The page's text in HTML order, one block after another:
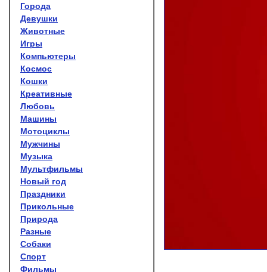
Города
Девушки
Животные
Игры
Компьютеры
Космос
Кошки
Креативные
Любовь
Машины
Мотоциклы
Мужчины
Музыка
Мультфильмы
Новый год
Праздники
Прикольные
Природа
Разные
Собаки
Спорт
Фильмы